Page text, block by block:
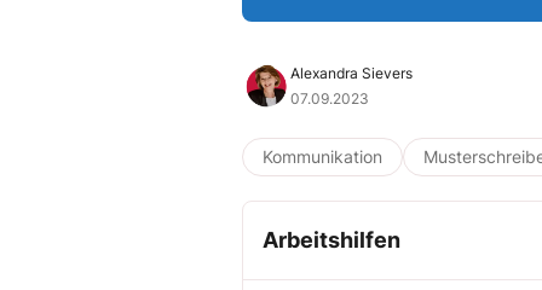
Alexandra Sievers
07.09.2023
Kommunikation
Arbeitshilfen